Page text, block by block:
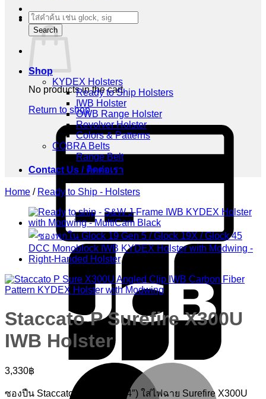
Cart
No products in the cart.
Return to shop
Products
search
Search
Shop
KYDEX Holsters
Ready to Ship Holsters
IWB Holster
OWB Range Holster
Revolver Holster
Colors & Patterns
COBRA Belts
Range Belt
Contact Us / ติดต่อเรา
Home / Ready to Ship - Holsters
Staccato P Surefire X300U
IWB Holster
3,330฿
ซองปืน Staccato P (2011 – 4.4″) ใส่ไฟฉาย Surefire X300U